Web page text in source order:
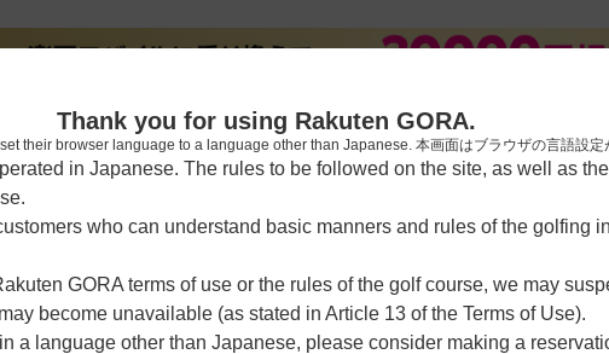
Thank you for using Rakuten GORA.
their browser language to a language other than Japanese. 本画面はブラウザの言語設定
in Japanese. The rules to be followed on the site, as well as
who can understand basic manners and rules of the golfing
GORA terms of use or the rules of the golf course, we may
become unavailable (as stated in Article 13 of the Terms of Use).
a language other than Japanese, please consider making a